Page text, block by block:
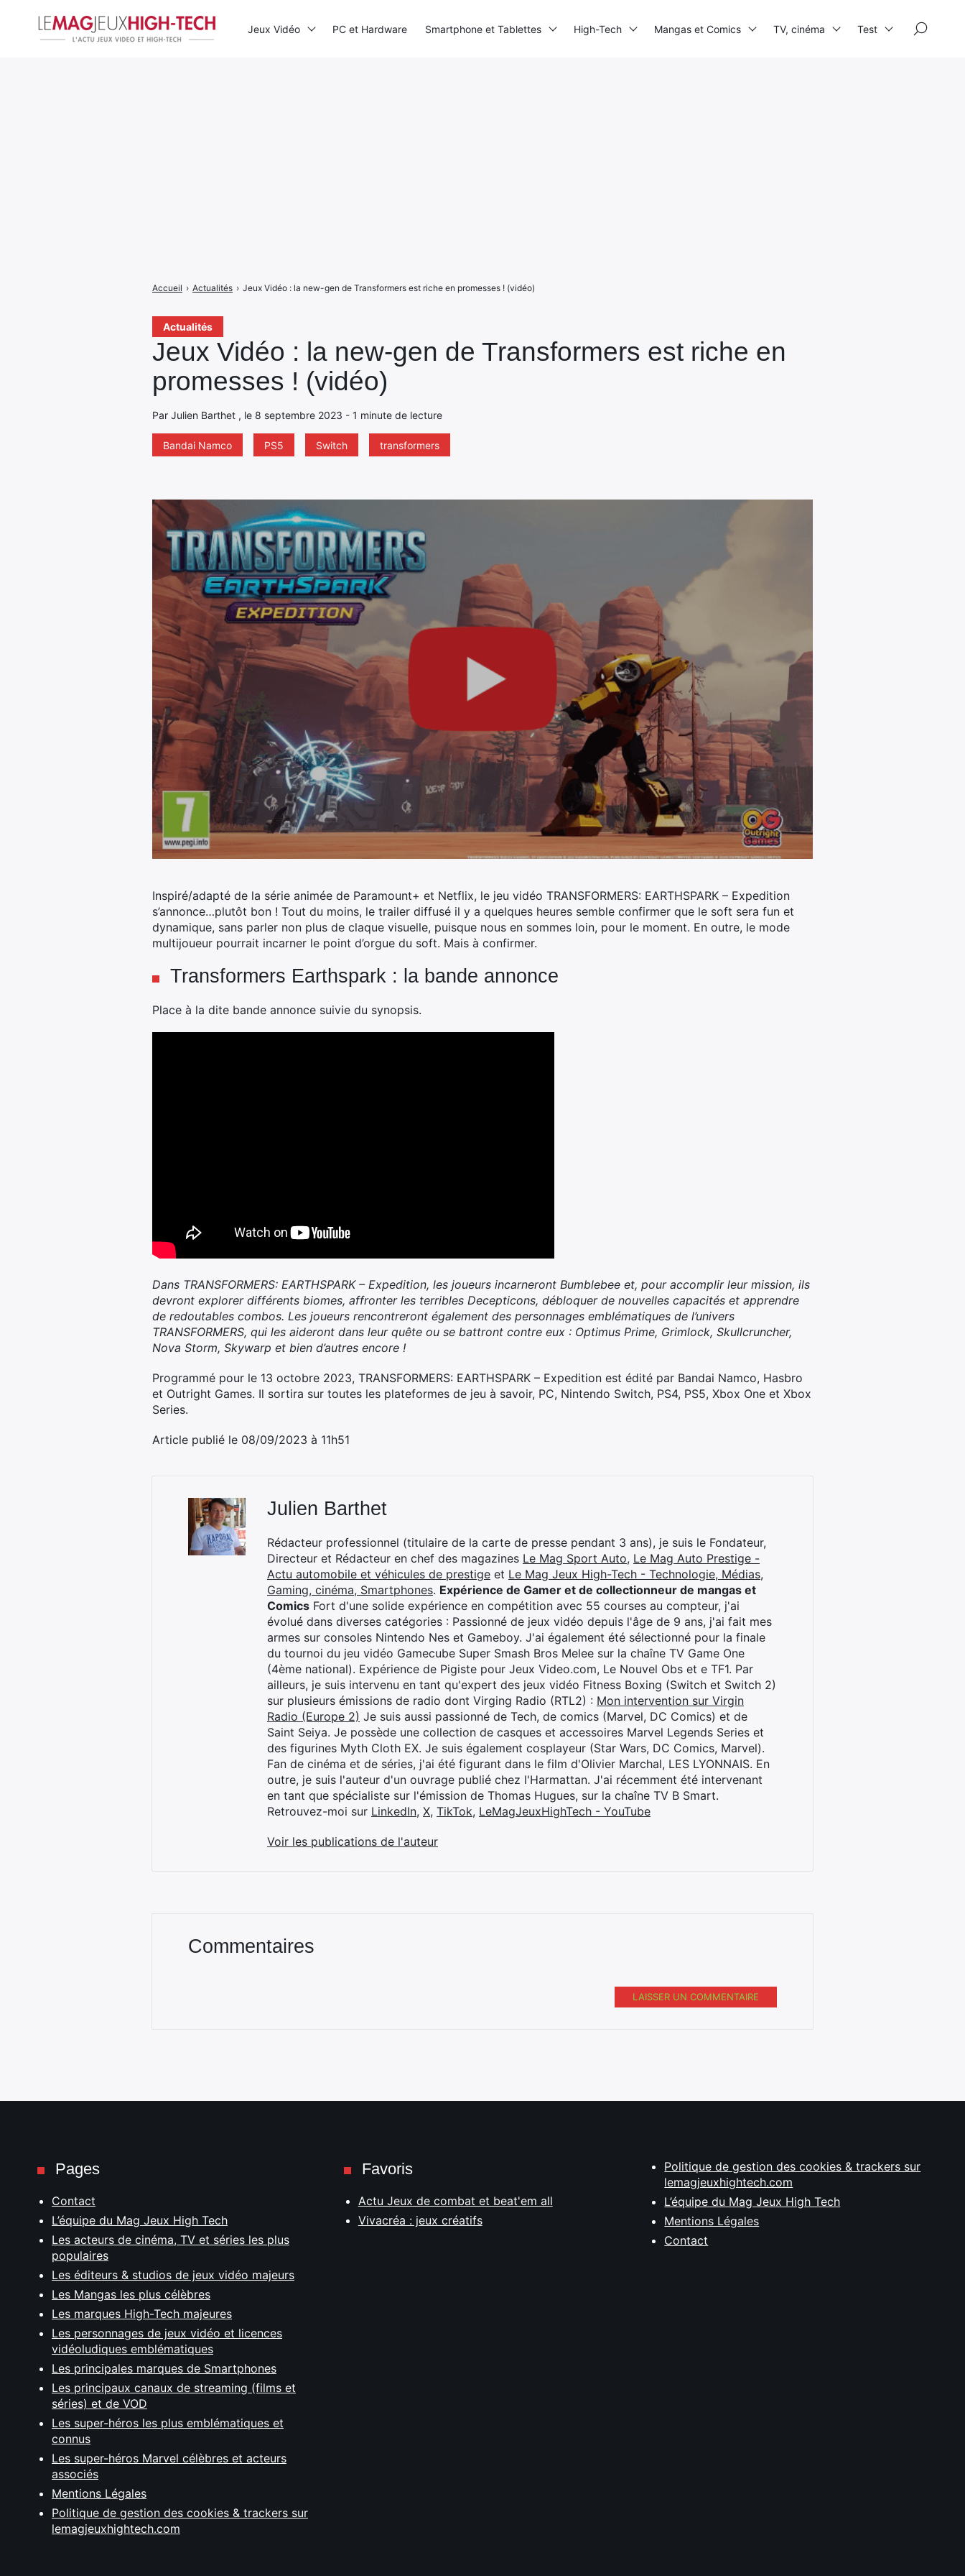
Actualités
Jeux Vidéo : la new-gen de Transformers est riche en
promesses ! (vidéo)
Par Julien Barthet , le 8 septembre 2023 - 1 minute de lecture
Bandai Namco PS5 Switch transformers
Accueil › Actualités › Jeux Vidéo : la new-gen de Transformers est riche en promesses ! (vidéo)
Inspiré/adapté de la série animée de Paramount+ et Netflix, le jeu vidéo TRANSFORMERS: EARTHSPARK – Expedition
s’annonce…plutôt bon ! Tout du moins, le trailer diffusé il y a quelques heures semble confirmer que le soft sera fun et
dynamique, sans parler non plus de claque visuelle, puisque nous en sommes loin, pour le moment. En outre, le mode
multijoueur pourrait incarner le point d’orgue du soft. Mais à confirmer.
Transformers Earthspark : la bande annonce
Place à la dite bande annonce suivie du synopsis.
Dans TRANSFORMERS: EARTHSPARK – Expedition, les joueurs incarneront Bumblebee et, pour accomplir leur mission, ils
devront explorer différents biomes, affronter les terribles Decepticons, débloquer de nouvelles capacités et apprendre
de redoutables combos. Les joueurs rencontreront également des personnages emblématiques de l’univers
TRANSFORMERS, qui les aideront dans leur quête ou se battront contre eux : Optimus Prime, Grimlock, Skullcruncher,
Nova Storm, Skywarp et bien d’autres encore !
Programmé pour le 13 octobre 2023, TRANSFORMERS: EARTHSPARK – Expedition est édité par Bandai Namco, Hasbro
et Outright Games. Il sortira sur toutes les plateformes de jeu à savoir, PC, Nintendo Switch, PS4, PS5, Xbox One et Xbox
Series.
Article publié le 08/09/2023 à 11h51
Julien Barthet
Rédacteur professionnel (titulaire de la carte de presse pendant 3 ans), je suis le Fondateur,
Directeur et Rédacteur en chef des magazines Le Mag Sport Auto, Le Mag Auto Prestige -
Actu automobile et véhicules de prestige et Le Mag Jeux High-Tech - Technologie, Médias,
Gaming, cinéma, Smartphones. Expérience de Gamer et de collectionneur de mangas et
Comics Fort d'une solide expérience en compétition avec 55 courses au compteur, j'ai
évolué dans diverses catégories : Passionné de jeux vidéo depuis l'âge de 9 ans, j'ai fait mes
armes sur consoles Nintendo Nes et Gameboy. J'ai également été sélectionné pour la finale
du tournoi du jeu vidéo Gamecube Super Smash Bros Melee sur la chaîne TV Game One
(4ème national). Expérience de Pigiste pour Jeux Video.com, Le Nouvel Obs et e TF1. Par
ailleurs, je suis intervenu en tant qu'expert des jeux vidéo Fitness Boxing (Switch et Switch 2)
sur plusieurs émissions de radio dont Virging Radio (RTL2) : Mon intervention sur Virgin
Radio (Europe 2) Je suis aussi passionné de Tech, de comics (Marvel, DC Comics) et de
Saint Seiya. Je possède une collection de casques et accessoires Marvel Legends Series et
des figurines Myth Cloth EX. Je suis également cosplayeur (Star Wars, DC Comics, Marvel).
Fan de cinéma et de séries, j'ai été figurant dans le film d'Olivier Marchal, LES LYONNAIS. En
outre, je suis l'auteur d'un ouvrage publié chez l'Harmattan. J'ai récemment été intervenant
en tant que spécialiste sur l'émission de Thomas Hugues, sur la chaîne TV B Smart.
Retrouvez-moi sur LinkedIn, X, TikTok, LeMagJeuxHighTech - YouTube
Voir les publications de l'auteur
Commentaires
LAISSER UN COMMENTAIRE
Jeux Vidéo PC et Hardware Smartphone et Tablettes High-Tech Mangas et Comics TV, cinéma Test
Pages
Contact
L’équipe du Mag Jeux High Tech
Les acteurs de cinéma, TV et séries les plus
populaires
Les éditeurs & studios de jeux vidéo majeurs
Les Mangas les plus célèbres
Les marques High-Tech majeures
Les personnages de jeux vidéo et licences
vidéoludiques emblématiques
Les principales marques de Smartphones
Les principaux canaux de streaming (films et
séries) et de VOD
Les super-héros les plus emblématiques et
connus
Les super-héros Marvel célèbres et acteurs
associés
Mentions Légales
Politique de gestion des cookies & trackers sur
lemagjeuxhightech.com
Favoris
Actu Jeux de combat et beat'em all
Vivacréa : jeux créatifs
Politique de gestion des cookies & trackers sur
lemagjeuxhightech.com
L’équipe du Mag Jeux High Tech
Mentions Légales
Contact